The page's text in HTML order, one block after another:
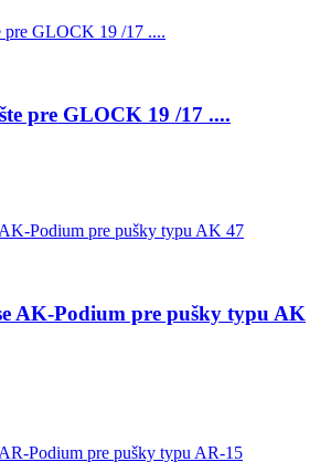
pre GLOCK 19 /17 ....
AK-Podium pre pušky typu AK